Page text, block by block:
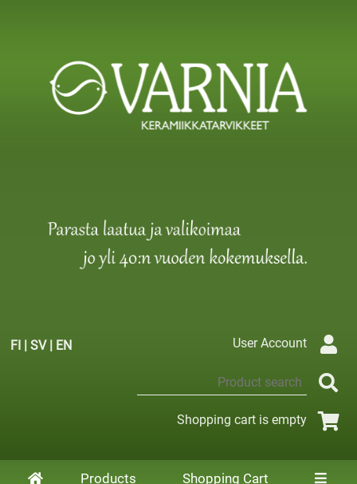
FI | SV| EN User Account
Shopping cart is empty
Products Shopping Cart